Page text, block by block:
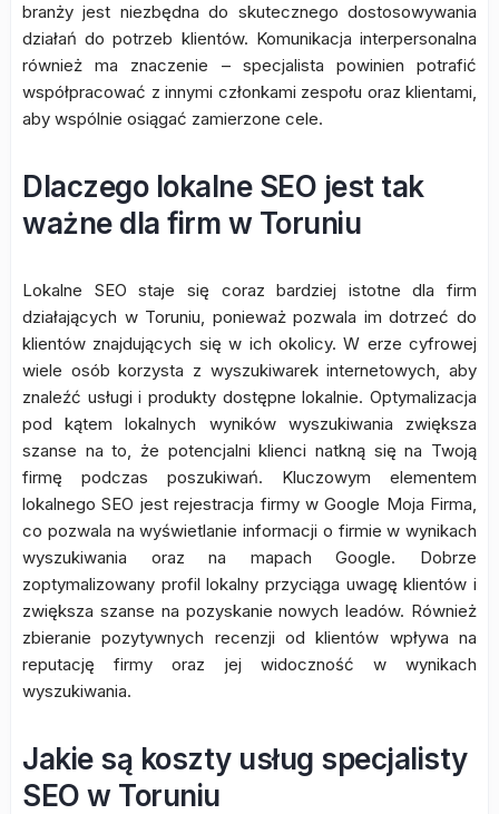
branży jest niezbędna do skutecznego dostosowywania
działań do potrzeb klientów. Komunikacja interpersonalna
również ma znaczenie – specjalista powinien potrafić
współpracować z innymi członkami zespołu oraz klientami,
aby wspólnie osiągać zamierzone cele.
Dlaczego lokalne SEO jest tak
ważne dla firm w Toruniu
Lokalne SEO staje się coraz bardziej istotne dla firm
działających w Toruniu, ponieważ pozwala im dotrzeć do
klientów znajdujących się w ich okolicy. W erze cyfrowej
wiele osób korzysta z wyszukiwarek internetowych, aby
znaleźć usługi i produkty dostępne lokalnie. Optymalizacja
pod kątem lokalnych wyników wyszukiwania zwiększa
szanse na to, że potencjalni klienci natkną się na Twoją
firmę podczas poszukiwań. Kluczowym elementem
lokalnego SEO jest rejestracja firmy w Google Moja Firma,
co pozwala na wyświetlanie informacji o firmie w wynikach
wyszukiwania oraz na mapach Google. Dobrze
zoptymalizowany profil lokalny przyciąga uwagę klientów i
zwiększa szanse na pozyskanie nowych leadów. Również
zbieranie pozytywnych recenzji od klientów wpływa na
reputację firmy oraz jej widoczność w wynikach
wyszukiwania.
Jakie są koszty usług specjalisty
SEO w Toruniu